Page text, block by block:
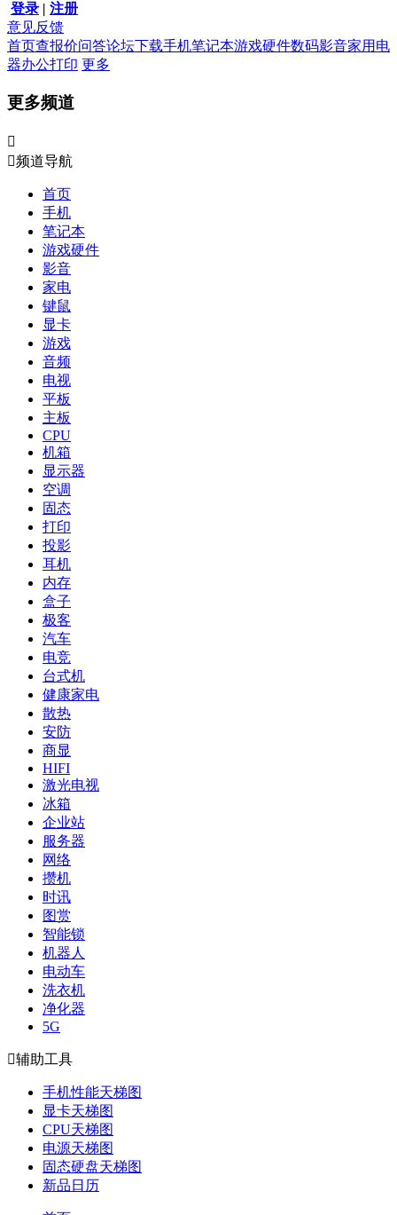
登录 | 注册
意见反馈
首页查报价问答论坛下载手机笔记本游戏硬件数码影音家用电
器办公打印 更多
更多频道

频道导航
首页
手机
笔记本
游戏硬件
影音
家电
键鼠
显卡
游戏
音频
电视
平板
主板
CPU
机箱
显示器
空调
固态
打印
投影
耳机
内存
盒子
极客
汽车
电竞
台式机
健康家电
散热
安防
商显
HIFI
激光电视
冰箱
企业站
服务器
网络
攒机
时讯
图赏
智能锁
机器人
电动车
洗衣机
净化器
5G
辅助工具
手机性能天梯图
显卡天梯图
CPU天梯图
电源天梯图
固态硬盘天梯图
新品日历